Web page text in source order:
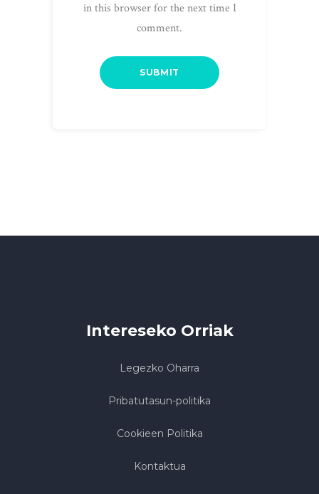
in this browser for the next time I
comment.
Intereseko Orriak
Legezko Oharra
Pribatutasun-politika
Cookieen Politika
Kontaktua